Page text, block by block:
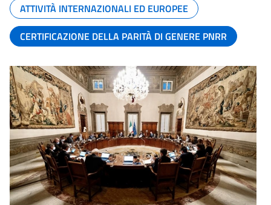
ATTIVITÀ INTERNAZIONALI ED EUROPEE
CERTIFICAZIONE DELLA PARITÀ DI GENERE PNRR